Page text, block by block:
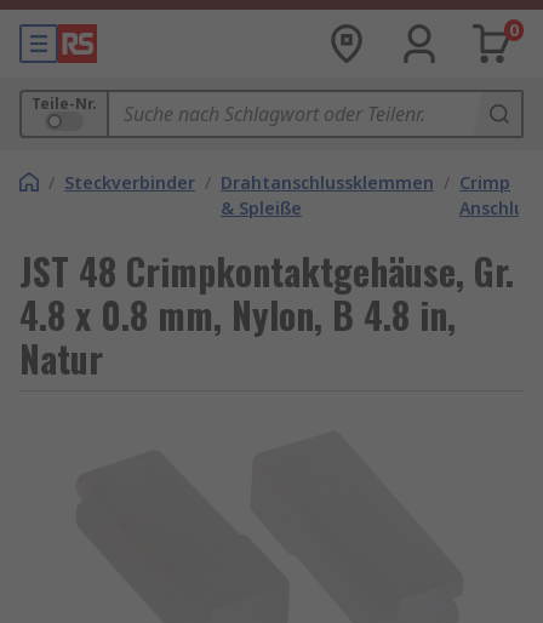
0
Teile-Nr.
/ Steckverbinder / Drahtanschlussklemmen
& Spleiße
/ Crimp
JST 48 Crimpkontaktgehäuse, Gr.
4.8 x 0.8 mm, Nylon, B 4.8 in,
Natur